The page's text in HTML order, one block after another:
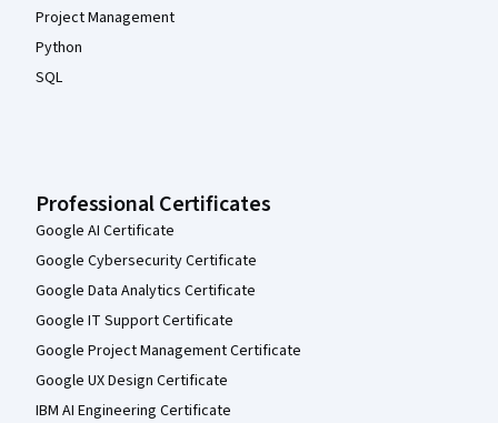
Project Management
Python
SQL
Professional Certificates
Google AI Certificate
Google Cybersecurity Certificate
Google Data Analytics Certificate
Google IT Support Certificate
Google Project Management Certificate
Google UX Design Certificate
IBM AI Engineering Certificate